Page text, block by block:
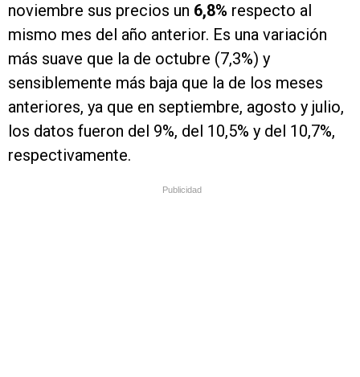
noviembre sus precios un 6,8% respecto al
mismo mes del año anterior. Es una variación
más suave que la de octubre (7,3%) y
sensiblemente más baja que la de los meses
anteriores, ya que en septiembre, agosto y julio,
los datos fueron del 9%, del 10,5% y del 10,7%,
respectivamente.
Publicidad